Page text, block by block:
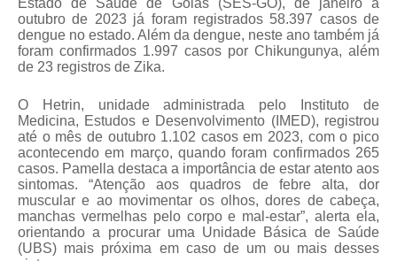
Estado de Saúde de Goiás (SES-GO), de janeiro a
outubro de 2023 já foram registrados 58.397 casos de
dengue no estado. Além da dengue, neste ano também já
foram confirmados 1.997 casos por Chikungunya, além
de 23 registros de Zika.
O Hetrin, unidade administrada pelo Instituto de
Medicina, Estudos e Desenvolvimento (IMED), registrou
até o mês de outubro 1.102 casos em 2023, com o pico
acontecendo em março, quando foram confirmados 265
casos. Pamella destaca a importância de estar atento aos
sintomas. “Atenção aos quadros de febre alta, dor
muscular e ao movimentar os olhos, dores de cabeça,
manchas vermelhas pelo corpo e mal-estar”, alerta ela,
orientando a procurar uma Unidade Básica de Saúde
(UBS) mais próxima em caso de um ou mais desses